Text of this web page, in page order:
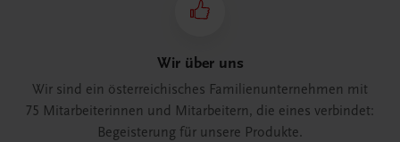
Wir über uns
Wir sind ein österreichisches Familienunternehmen mit
75 Mitarbeiterinnen und Mitarbeitern, die eines verbindet:
Begeisterung für unsere Produkte.